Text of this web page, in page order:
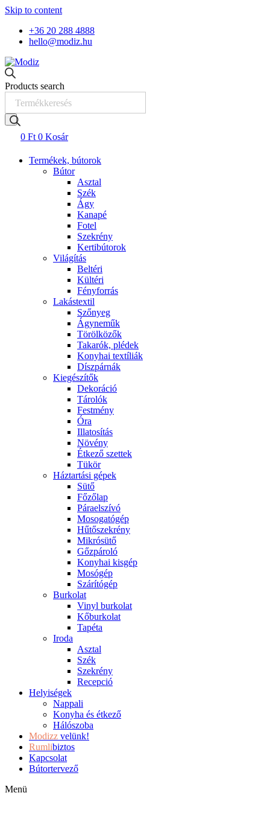
Skip to content
+36 20 288 4888
hello@modiz.hu
Products search
0 Ft 0 Kosár
Termékek, bútorok
Bútor
Asztal
Szék
Ágy
Kanapé
Fotel
Szekrény
Kertibútorok
Világítás
Beltéri
Kültéri
Fényforrás
Lakástextil
Szőnyeg
Ágyneműk
Törölközők
Takarók, plédek
Konyhai textíliák
Díszpárnák
Kiegészítők
Dekoráció
Tárolók
Festmény
Óra
Illatosítás
Növény
Étkező szettek
Tükör
Háztartási gépek
Sütő
Főzőlap
Páraelszívó
Mosogatógép
Hűtőszekrény
Mikrósütő
Gőzpároló
Konyhai kisgép
Mosógép
Szárítógép
Burkolat
Vinyl burkolat
Kőburkolat
Tapéta
Iroda
Asztal
Szék
Szekrény
Recepció
Helyiségek
Nappali
Konyha és étkező
Hálószoba
Modizz velünk!
Rumlibiztos
Kapcsolat
Bútortervező
Menü